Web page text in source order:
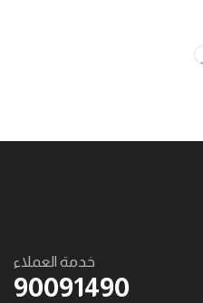
خدمة العملاء
90091490